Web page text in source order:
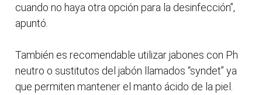
cuando no haya otra opción para la desinfección”,
apuntó.
También es recomendable utilizar jabones con Ph
neutro o sustitutos del jabón llamados “syndet” ya
que permiten mantener el manto ácido de la piel.